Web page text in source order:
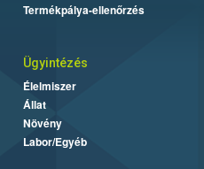
Termékpálya-ellenőrzés
Ügyintézés
Élelmiszer
Állat
Növény
Labor/Egyéb